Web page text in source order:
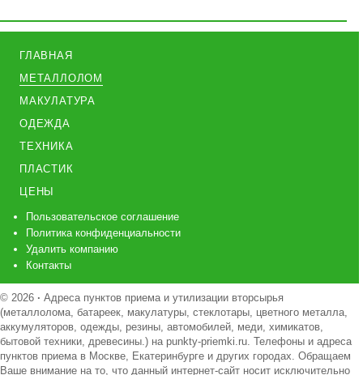
ГЛАВНАЯ
МЕТАЛЛОЛОМ
МАКУЛАТУРА
ОДЕЖДА
ТЕХНИКА
ПЛАСТИК
ЦЕНЫ
Пользовательское соглашение
Политика конфиденциальности
Удалить компанию
Контакты
© 2026 · Адреса пунктов приема и утилизации вторсырья
(металлолома, батареек, макулатуры, стеклотары, цветного металла,
аккумуляторов, одежды, резины, автомобилей, меди, химикатов,
бытовой техники, древесины.) на punkty-priemki.ru. Телефоны и адреса
пунктов приема в Москве, Екатеринбурге и других городах. Обращаем
Ваше внимание на то, что данный интернет-сайт носит исключительно